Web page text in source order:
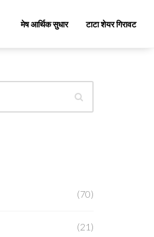
मेष आर्थिक सुधार टाटा शेयर गिरावट
(70)
(21)